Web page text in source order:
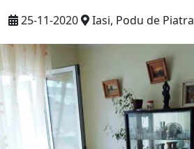
25-11-2020 Iasi, Podu de Piatra